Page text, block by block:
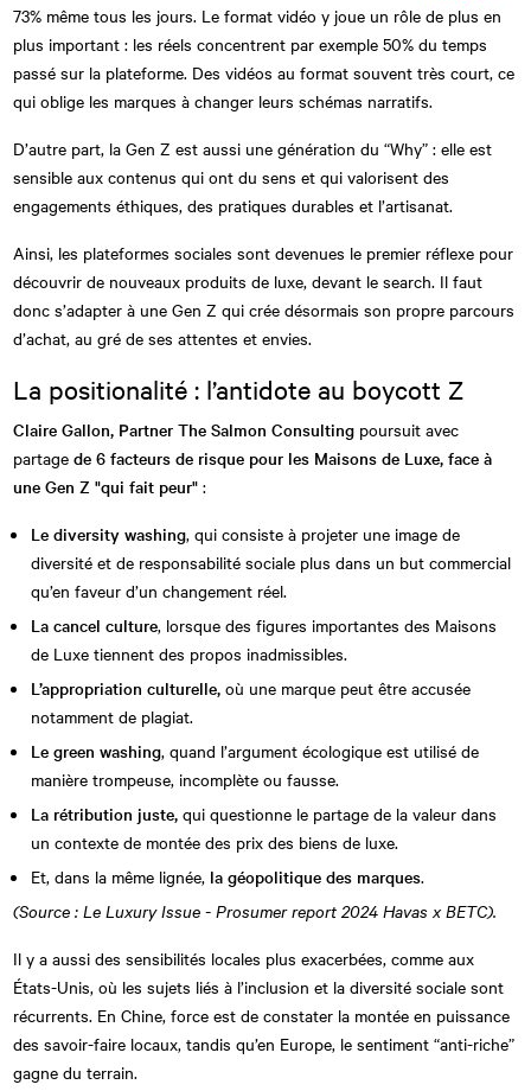
73% même tous les jours. Le format vidéo y joue un rôle de plus en
plus important : les réels concentrent par exemple 50% du temps
passé sur la plateforme. Des vidéos au format souvent très court, ce
qui oblige les marques à changer leurs schémas narratifs.
D’autre part, la Gen Z est aussi une génération du “Why” : elle est
sensible aux contenus qui ont du sens et qui valorisent des
engagements éthiques, des pratiques durables et l’artisanat.
Ainsi, les plateformes sociales sont devenues le premier réflexe pour
découvrir de nouveaux produits de luxe, devant le search. Il faut
donc s’adapter à une Gen Z qui crée désormais son propre parcours
d’achat, au gré de ses attentes et envies.
La positionalité : l’antidote au boycott Z
Claire Gallon, Partner The Salmon Consulting poursuit avec
partage de 6 facteurs de risque pour les Maisons de Luxe, face à
une Gen Z "qui fait peur" :
Le diversity washing, qui consiste à projeter une image de
diversité et de responsabilité sociale plus dans un but commercial
qu’en faveur d’un changement réel.
La cancel culture, lorsque des figures importantes des Maisons
de Luxe tiennent des propos inadmissibles.
L’appropriation culturelle, où une marque peut être accusée
notamment de plagiat.
Le green washing, quand l’argument écologique est utilisé de
manière trompeuse, incomplète ou fausse.
La rétribution juste, qui questionne le partage de la valeur dans
un contexte de montée des prix des biens de luxe.
Et, dans la même lignée, la géopolitique des marques.
(Source : Le Luxury Issue - Prosumer report 2024 Havas x BETC).
Il y a aussi des sensibilités locales plus exacerbées, comme aux
États-Unis, où les sujets liés à l’inclusion et la diversité sociale sont
récurrents. En Chine, force est de constater la montée en puissance
des savoir-faire locaux, tandis qu’en Europe, le sentiment “anti-riche”
gagne du terrain.